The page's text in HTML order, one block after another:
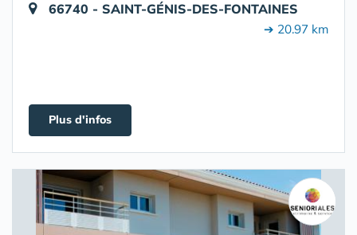
66740 - SAINT-GÉNIS-DES-FONTAINES
➔ 20.97 km
Plus d'infos